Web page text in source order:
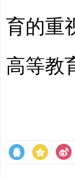
育的重
高等教